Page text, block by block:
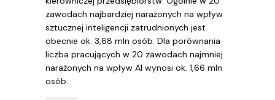
zawodach najbardziej narażonych na wpływ
sztucznej inteligencji zatrudnionych jest
obecnie ok. 3,68 mln osób. Dla porównania
liczba pracujących w 20 zawodach najmniej
narażonych na wpływ AI wynosi ok. 1,66 mln
osób.